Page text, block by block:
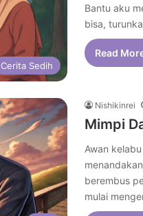
Cerita Sedih
Bantu aku
bisa,
Read
Nishikinrei
Mimpi
Awan
berembus
mulai